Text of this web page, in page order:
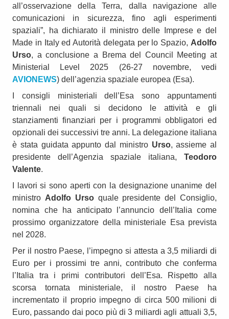
all’osservazione della Terra, dalla navigazione alle
comunicazioni in sicurezza, fino agli esperimenti
spaziali”, ha dichiarato il ministro delle Imprese e del
Made in Italy ed Autorità delegata per lo Spazio, Adolfo
Urso, a conclusione a Brema del Council Meeting at
Ministerial Level 2025 (26-27 novembre, vedi
AVIONEWS) dell’agenzia spaziale europea (Esa).
I consigli ministeriali dell’Esa sono appuntamenti
triennali nei quali si decidono le attività e gli
stanziamenti finanziari per i programmi obbligatori ed
opzionali dei successivi tre anni. La delegazione italiana
è stata guidata appunto dal ministro Urso, assieme al
presidente dell’Agenzia spaziale italiana, Teodoro
Valente.
I lavori si sono aperti con la designazione unanime del
ministro Adolfo Ursoquale presidente del Consiglio,
nomina che ha anticipato l’annuncio dell’Italia come
prossimo organizzatore della ministeriale Esa prevista
nel 2028.
Per il nostro Paese, l’impegno si attesta a 3,5 miliardi di
Euro per i prossimi tre anni, contributo che conferma
l’Italia tra i primi contributori dell’Esa. Rispetto alla
scorsa tornata ministeriale, il nostro Paese ha
incrementato il proprio impegno di circa 500 milioni di
Euro, passando dai poco più di 3 miliardi agli attuali 3,5,